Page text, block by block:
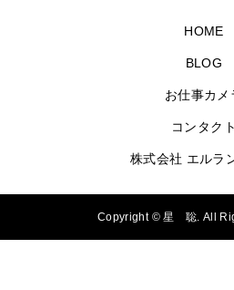
HOME
BLOG
お仕事カメ
コンタクト
株式会社 エルラ
Copyright ©星 聡. All